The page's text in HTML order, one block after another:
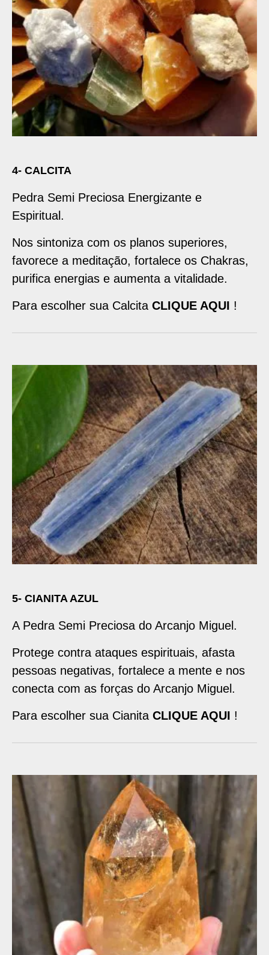
4- CALCITA
Pedra Semi Preciosa Energizante e
Espiritual.
Nos sintoniza com os planos superiores,
favorece a meditação, fortalece os Chakras,
purifica energias e aumenta a vitalidade.
Para escolher sua Calcita CLIQUE AQUI !
5- CIANITA AZUL
A Pedra Semi Preciosa do Arcanjo Miguel.
Protege contra ataques espirituais, afasta
pessoas negativas, fortalece a mente e nos
conecta com as forças do Arcanjo Miguel.
Para escolher sua Cianita CLIQUE AQUI !